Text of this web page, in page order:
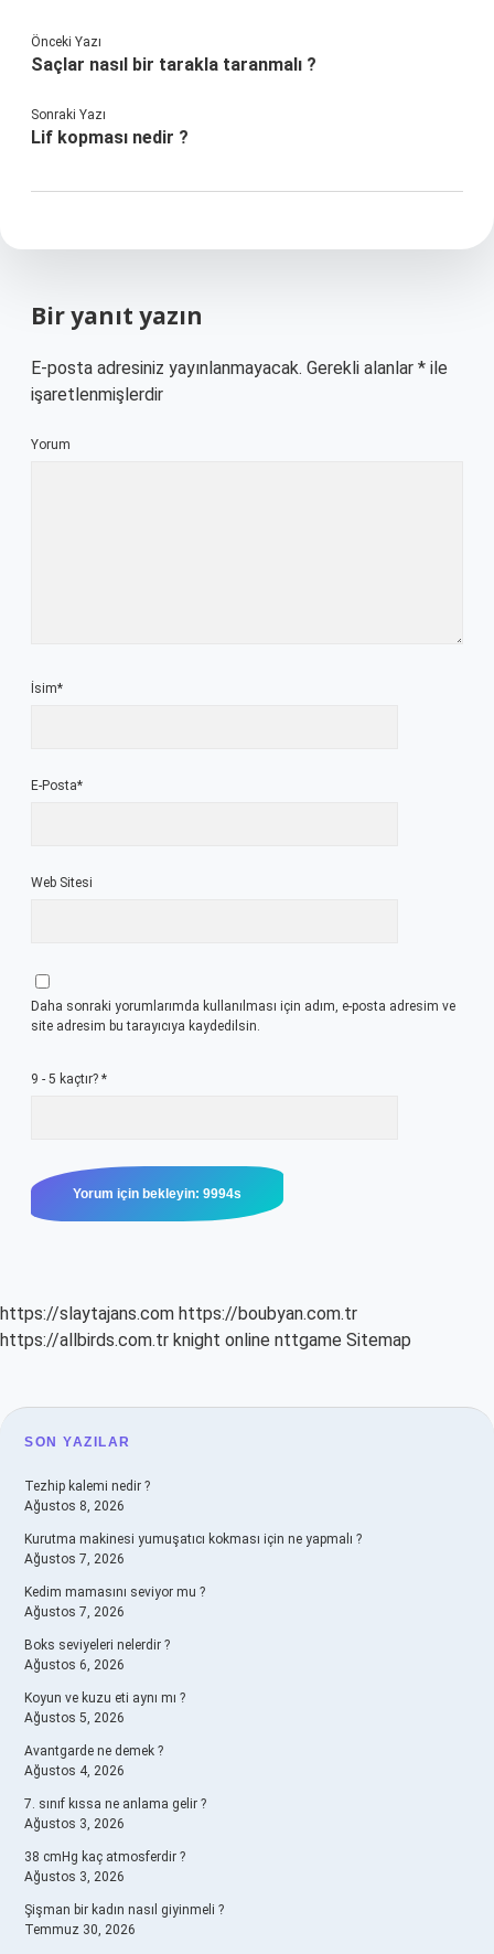
Önceki Yazı
Saçlar nasıl bir tarakla taranmalı ?
Sonraki Yazı
Lif kopması nedir ?
Bir yanıt yazın
E-posta adresiniz yayınlanmayacak. Gerekli alanlar * ile
işaretlenmişlerdir
Yorum
İsim*
E-Posta*
Web Sitesi
Daha sonraki yorumlarımda kullanılması için adım, e-posta adresim ve
site adresim bu tarayıcıya kaydedilsin.
9 - 5 kaçtır? *
https://slaytajans.com https://boubyan.com.tr
https://allbirds.com.tr knight online nttgame Sitemap
SIDEBAR
SON YAZILAR
Tezhip kalemi nedir ?
Ağustos 8, 2026
Kurutma makinesi yumuşatıcı kokması için ne yapmalı ?
Ağustos 7, 2026
Kedim mamasını seviyor mu ?
Ağustos 7, 2026
Boks seviyeleri nelerdir ?
Ağustos 6, 2026
Koyun ve kuzu eti aynı mı ?
Ağustos 5, 2026
Avantgarde ne demek ?
Ağustos 4, 2026
7. sınıf kıssa ne anlama gelir ?
Ağustos 3, 2026
38 cmHg kaç atmosferdir ?
Ağustos 3, 2026
Şişman bir kadın nasıl giyinmeli ?
Temmuz 30, 2026